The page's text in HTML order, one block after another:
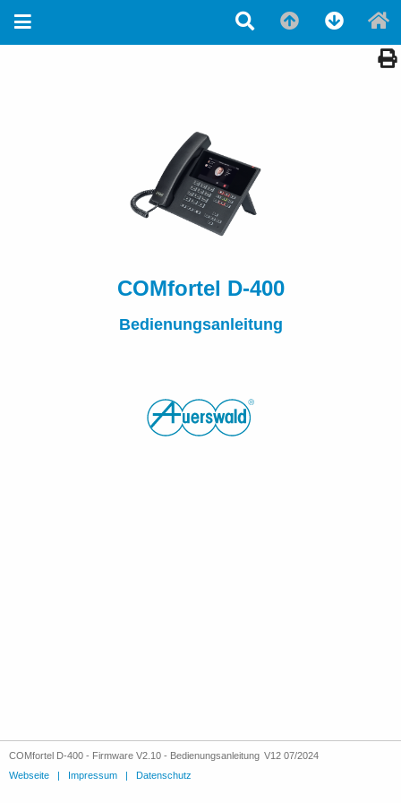
COMfortel D-400 - Firmware V2.10 - Bedienungsanleitung V12 07/2024
Webseite | Impressum | Datenschutz